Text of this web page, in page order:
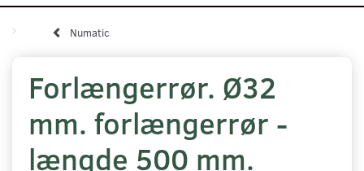
Numatic
Forlængerrør. Ø32
mm. forlængerrør -
længde 500 mm.